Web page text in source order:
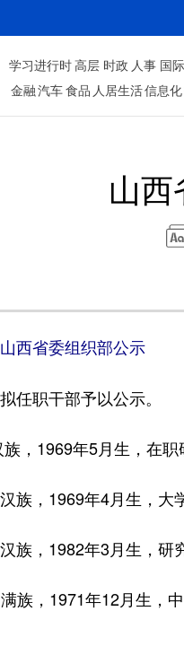
学习进行时高层 时政 人事 国际
金融汽车食品 人居生活信息化
山
西省委组织部公示
职干部予以公示。
1969年5月生，在职
，1969年4月生，大
，1982年3月生，研
，1971年12月生，中